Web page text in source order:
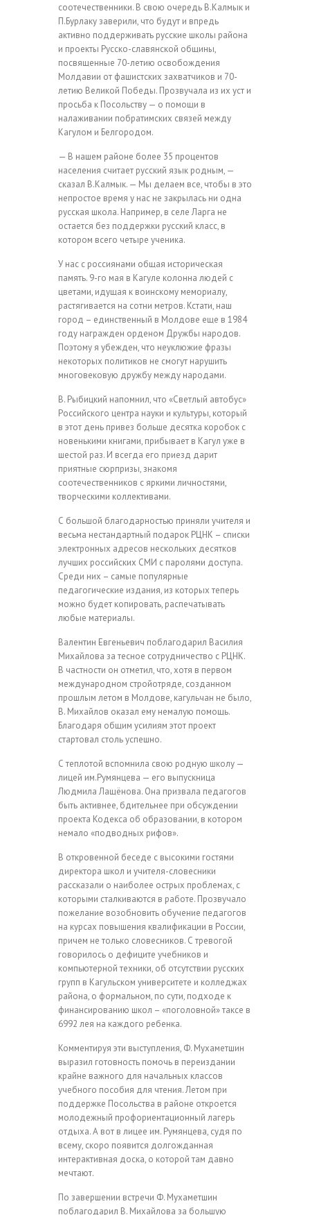
соотечественники. В свою очередь В.Калмык и
П.Бурлаку заверили, что будут и впредь
активно поддерживать русские школы района
и проекты Русско-славянской общины,
посвященные 70-летию освобождения
Молдавии от фашистских захватчиков и 70-
летию Великой Победы. Прозвучала из их уст и
просьба к Посольству — о помощи в
налаживании побратимских связей между
Кагулом и Белгородом.
— В нашем районе более 35 процентов
населения считает русский язык родным, —
сказал В.Калмык. — Мы делаем все, чтобы в это
непростое время у нас не закрылась ни одна
русская школа. Например, в селе Ларга не
остается без поддержки русский класс, в
котором всего четыре ученика.
У нас с россиянами общая историческая
память. 9-го мая в Кагуле колонна людей с
цветами, идущая к воинскому мемориалу,
растягивается на сотни метров. Кстати, наш
город – единственный в Молдове еще в 1984
году награжден орденом Дружбы народов.
Поэтому я убежден, что неуклюжие фразы
некоторых политиков не смогут нарушить
многовековую дружбу между народами.
В. Рыбицкий напомнил, что «Светлый автобус»
Российского центра науки и культуры, который
в этот день привез больше десятка коробок с
новенькими книгами, прибывает в Кагул уже в
шестой раз. И всегда его приезд дарит
приятные сюрпризы, знакомя
соотечественников с яркими личностями,
творческими коллективами.
С большой благодарностью приняли учителя и
весьма нестандартный подарок РЦНК – списки
электронных адресов нескольких десятков
лучших российских СМИ с паролями доступа.
Среди них – самые популярные
педагогические издания, из которых теперь
можно будет копировать, распечатывать
любые материалы.
Валентин Евгеньевич поблагодарил Василия
Михайлова за тесное сотрудничество с РЦНК.
В частности он отметил, что, хотя в первом
международном стройотряде, созданном
прошлым летом в Молдове, кагульчан не было,
В. Михайлов оказал ему немалую помощь.
Благодаря общим усилиям этот проект
стартовал столь успешно.
С теплотой вспомнила свою родную школу —
лицей им.Румянцева — его выпускница
Людмила Лащёнова. Она призвала педагогов
быть активнее, бдительнее при обсуждении
проекта Кодекса об образовании, в котором
немало «подводных рифов».
В откровенной беседе с высокими гостями
директора школ и учителя-словесники
рассказали о наиболее острых проблемах, с
которыми сталкиваются в работе. Прозвучало
пожелание возобновить обучение педагогов
на курсах повышения квалификации в России,
причем не только словесников. С тревогой
говорилось о дефиците учебников и
компьютерной техники, об отсутствии русских
групп в Кагульском университете и колледжах
района, о формальном, по сути, подходе к
финансированию школ – «поголовной» таксе в
6992 лея на каждого ребенка.
Комментируя эти выступления, Ф. Мухаметшин
выразил готовность помочь в переиздании
крайне важного для начальных классов
учебного пособия для чтения. Летом при
поддержке Посольства в районе откроется
молодежный профориентационный лагерь
отдыха. А вот в лицее им. Румянцева, судя по
всему, скоро появится долгожданная
интерактивная доска, о которой там давно
мечтают.
По завершении встречи Ф. Мухаметшин
поблагодарил В. Михайлова за большую